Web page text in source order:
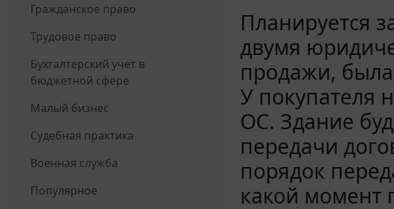
Гражданское право
Трудовое право
Бухгалтерский учет в
бюджетной сфере
Малый бизнес
Судебная практика
Военная служба
Популярное
Планируется
двумя
продажи, была
У покупателя
ОС. Здание
передачи
порядок
какой момент